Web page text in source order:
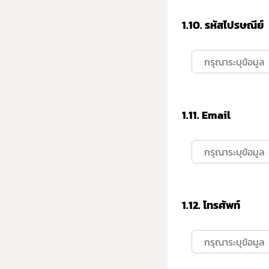
1.10.รหัสไปรษณีย์
1.11.Email
1.12.โทรศัพท์